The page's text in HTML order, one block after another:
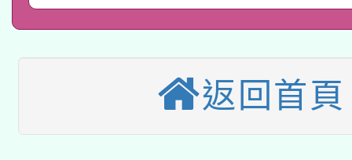
業技術研究院辦理「
用水績優單位及節水達
115年8月22日(星期六
桃園市孔廟祈福系列
開 智慧啟航」
2026年桃園地景藝術
本校115學年度第2次
招甄選結果公告(無人
適應運動共學行動站研
返回首頁